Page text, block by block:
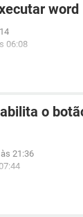
word
06:08
o
21:36